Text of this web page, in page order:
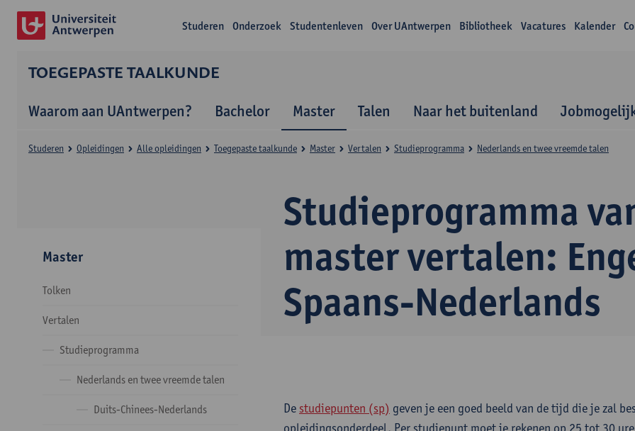
Studeren Onderzoek Studentenleven Over UAntwerpen Bibliotheek Vacatures Kalender
TOEGEPASTE TAALKUNDE
Waarom aan UAntwerpen? Bachelor Master Talen Naar het buitenland
Studieprogramma
master vertalen:
Spaans-Nederlands
Studeren Opleidingen Alle opleidingen Toegepaste taalkunde Master Vertalen Studieprogramma Nederlands en twee vreemde talen
Master
Tolken
Vertalen
Studieprogramma
Nederlands en twee vreemde talen
Duits-Chinees-Nederlands De studiepunten (sp) geven je een goed beeld van de tijd die je zal
opleidingsonderdeel. Per studiepunt moet je rekenen op 25 tot 30